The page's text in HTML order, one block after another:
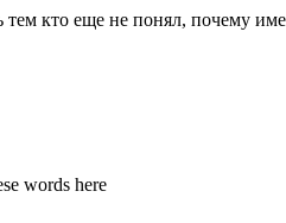
тем кто еще не понял, почему
words here